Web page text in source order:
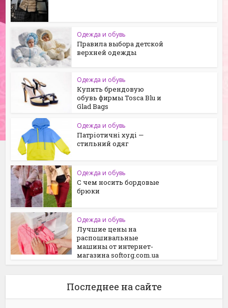
Одежда и обувь
Правила выбора детской
верхней одежды
Одежда и обувь
Купить брендовую
обувь фирмы Tosca Blu и
Glad Bags
Одежда и обувь
Патріотичні худі —
стильний одяг
Одежда и обувь
С чем носить бордовые
брюки
Одежда и обувь
Лучшие цены на
распошивальные
машины от интернет-
магазина softorg.com.ua
Последнее на сайте